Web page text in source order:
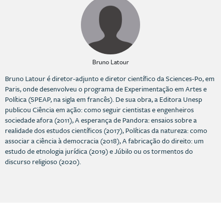
Bruno Latour
Bruno Latour é diretor-adjunto e diretor científico da Sciences-Po, em
Paris, onde desenvolveu o programa de Experimentação em Artes e
Política (SPEAP, na sigla em francês). De sua obra, a Editora Unesp
publicou Ciência em ação: como seguir cientistas e engenheiros
sociedade afora (2011), A esperança de Pandora: ensaios sobre a
realidade dos estudos científicos (2017), Políticas da natureza: como
associar a ciência à democracia (2018), A fabricação do direito: um
estudo de etnologia jurídica (2019) e Júbilo ou os tormentos do
discurso religioso (2020).